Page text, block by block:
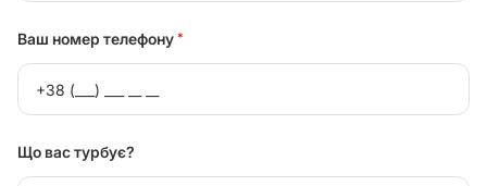
Ваш номер телефону *
Що вас турбує?